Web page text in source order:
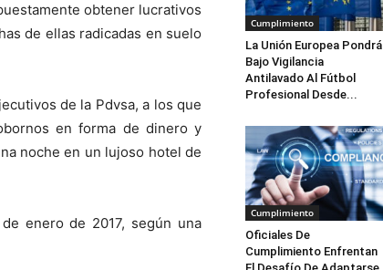
obtener lucrativos
de ellas radicadas en suelo
de la Pdvsa, a los que
en forma de dinero y
noche en un lujoso hotel de
enero de 2017, según una
Cumplimiento
La Unión Europea Pondrá
Bajo Vigilancia
Antilavado Al Fútbol
Profesional Desde...
Cumplimiento
Oficiales De
Cumplimiento Enfrentan